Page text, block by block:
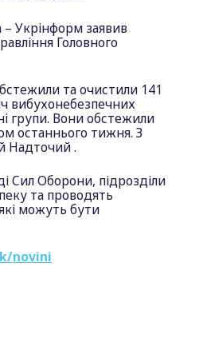
– Укрінформ заявив
Головного
та очистили 141
вибухонебезпечних
групи. Вони обстежили
останнього тижня. З
Надточий .
Сил Оборони, підрозділи
та проводять
можуть бути
novini